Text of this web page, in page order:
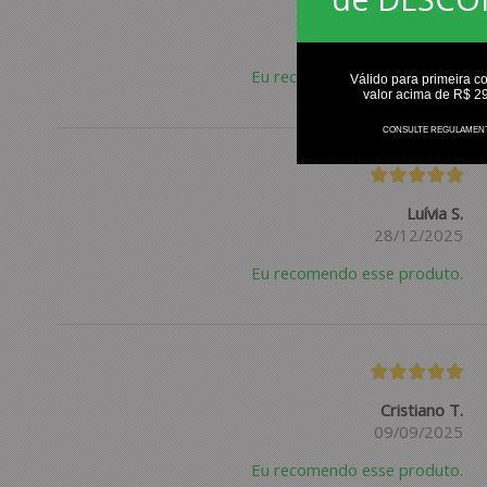
Válido para primeira
valor acima de R$
CONSULTE
Joyce S.
04/03/2026
Eu recomendo esse produto.
Luívia S.
28/12/2025
Eu recomendo esse produto.
Cristiano T.
09/09/2025
Eu recomendo esse produto.